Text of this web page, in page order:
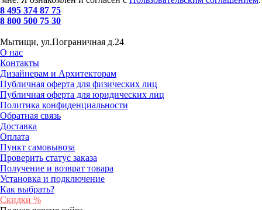
8 495 374 87 75
8 800 500 75 30
Мытищи, ул.Пограничная д.24
О нас
Контакты
Дизайнерам и Архитекторам
Публичная оферта для физических лиц
Публичная оферта для юридических лиц
Политика конфиденциальности
Обратная связь
Доставка
Оплата
Пункт самовывоза
Проверить статус заказа
Получение и возврат товара
Установка и подключение
Как выбрать?
Скидки %